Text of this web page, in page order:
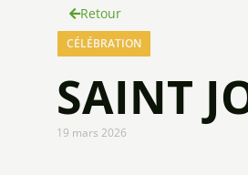
Retour
CÉLÉBRATION
SAINT
19 mars 2026